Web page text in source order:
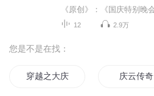
12 2.9万
您是不是在找：
穿越之大庆帝国 庆云传奇